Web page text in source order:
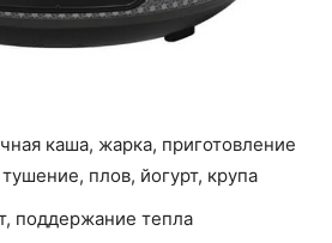
каша, жарка, приготовление
плов, йогурт, крупа
поддержание тепла